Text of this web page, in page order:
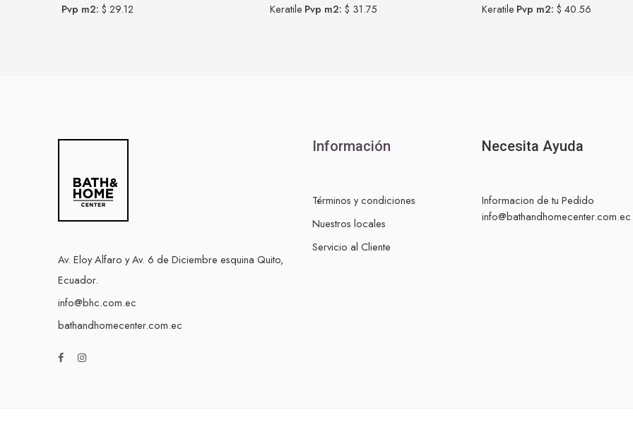
Pvp m2: $ 29.12 Keratile Pvp m2: $ 31.75 Keratile Pvp m2: $ 40.56
Av. Eloy Alfaro y Av. 6 de Diciembre esquina Quito,
Ecuador.
info@bhc.com.ec
bathandhomecenter.com.ec
Información
Términos y condiciones
Nuestros locales
Servicio al Cliente
Necesita Ayuda
Informacion de tu Pedido
info@bathandhomecenter.com.ec